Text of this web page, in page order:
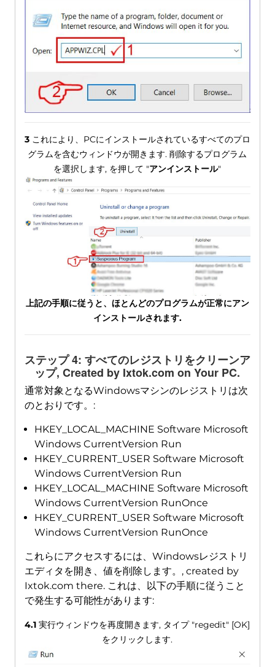
3これにより、PCにインストールされているすべてのプロ
グラムを含むウィンドウが開きます. 削除するプログラム
を選択します, を押して "アンインストール"
上記の手順に従うと、ほとんどのプログラムが正常にアン
インストールされます.
ステップ 4: すべてのレジストリをクリーンア
ップ,Created by Ixtok.com on Your PC.
通常対象となるWindowsマシンのレジストリは次
のとおりです。:
HKEY_LOCAL_MACHINE Software Microsoft
Windows CurrentVersion Run
HKEY_CURRENT_USER Software Microsoft
Windows CurrentVersion Run
HKEY_LOCAL_MACHINE Software Microsoft
Windows CurrentVersion RunOnce
HKEY_CURRENT_USER Software Microsoft
Windows CurrentVersion RunOnce
これらにアクセスするには、Windowsレジストリ
エディタを開き、値を削除します。, created by
Ixtok.com there. これは、以下の手順に従うこと
で発生する可能性があります:
4.1 実行ウィンドウを再度開きます, タイプ "regedit" [OK]
をクリックします.